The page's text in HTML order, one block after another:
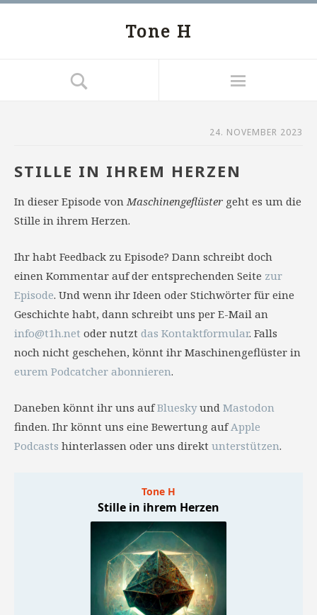
Tone H
24. NOVEMBER 2023
STILLE IN IHREM HERZEN
In dieser Episode vonMaschinengeflüster geht es um die
Stille in ihrem Herzen.
Ihr habt Feedback zu Episode? Dann schreibt doch
einen Kommentar auf der entsprechenden Seite zur
Episode. Und wenn ihr Ideen oder Stichwörter für eine
Geschichte habt, dann schreibt uns per E-Mail an
info@t1h.net oder nutzt das Kontaktformular. Falls
noch nicht geschehen, könnt ihr Maschinengeflüster in
eurem Podcatcher abonnieren.
Daneben könnt ihr uns aufBlueskyund Mastodon
finden. Ihr könnt uns eine Bewertung aufApple
Podcasts hinterlassen oder uns direkt unterstützen.